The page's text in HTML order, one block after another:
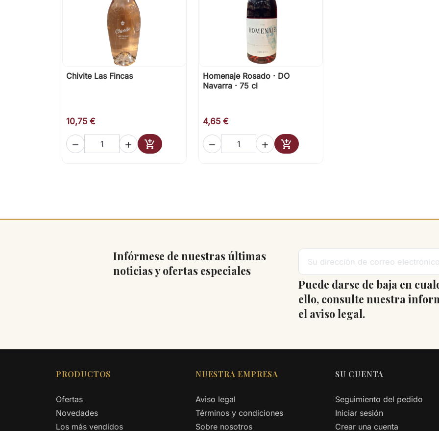
 Vista rápida
Chivite Las Fincas
10,75 €
  
Añadir al carrito
 Vista rápida
Homenaje Rosado · DO
Navarra · 75 cl
4,65 €
  
Añadir al carrito
Infórmese de nuestras últimas
noticias y ofertas especiales
Puede darse de baja en
ello, consulte nuestra
el aviso legal.
PRODUCTOS
Ofertas
Novedades
Los más vendidos
NUESTRA EMPRESA
Aviso legal
Términos y condiciones
Sobre nosotros
SU CUENTA
Seguimiento del pedido
Iniciar sesión
Crear una cuenta